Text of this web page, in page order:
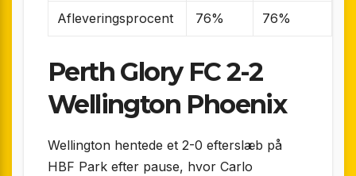
Afleveringsprocent 76% 76%
Perth Glory FC 2-2
Wellington Phoenix
Wellington hentede et 2-0 efterslæb på
HBF Park efter pause, hvor Carlo